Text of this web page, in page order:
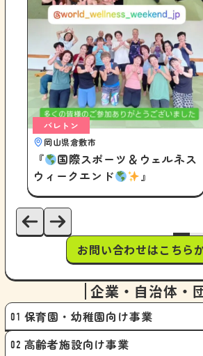
バレトン
岡山県倉敷市
『
国際スポーツ＆ウェルネス
ウィークエンド
』
お問い合わせはこちら
企業・自治体・
保育園・幼稚園向け事業
高齢者施設向け事業